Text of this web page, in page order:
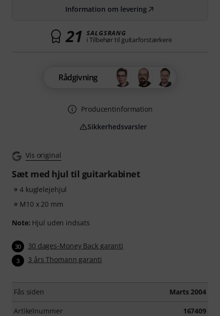
Vis original
Sæt med hjul til guitarkabinet
4 kuglelejehjul
M10 x 20 mm
Note: Hjul uden indsats
30 30 dages-Money Back garanti
3 3 års Thomann garanti
Fås siden Marts 2004
Artikelnummer 167409
Information om levering
21 SALGSRANG
i Tilbehør til guitarforstærkere
Rådgivning
Producentinformation
Sikkerhedsvarsler